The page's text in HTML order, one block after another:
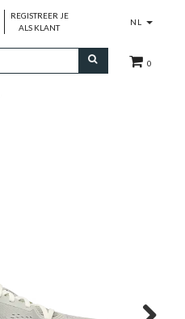
NL
0
REGISTREER JE
ALS KLANT